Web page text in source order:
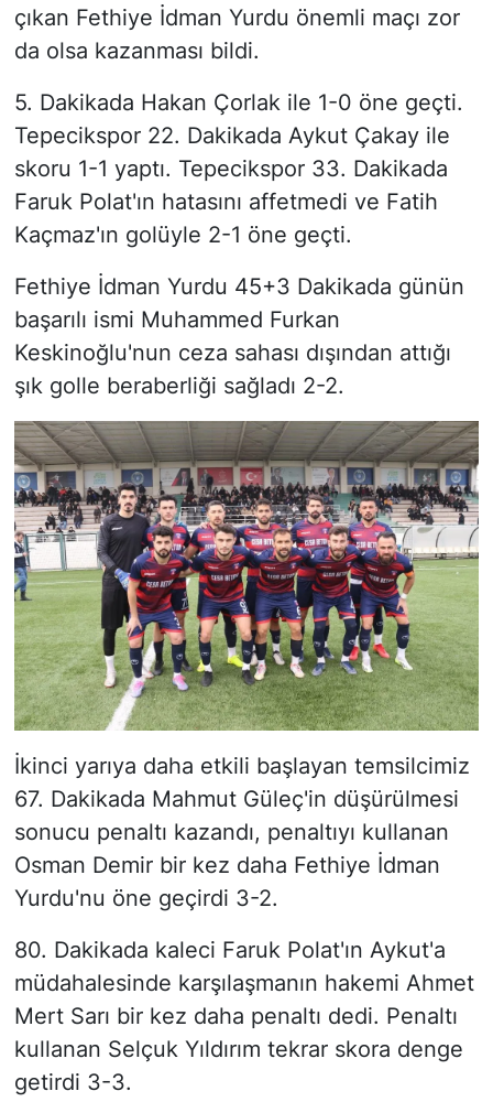
çıkan Fethiye İdman Yurdu önemli maçı zor
da olsa kazanması bildi.
5. Dakikada Hakan Çorlak ile 1-0 öne geçti.
Tepecikspor 22. Dakikada Aykut Çakay ile
skoru 1-1 yaptı. Tepecikspor 33. Dakikada
Faruk Polat'ın hatasını affetmedi ve Fatih
Kaçmaz'ın golüyle 2-1 öne geçti.
Fethiye İdman Yurdu 45+3 Dakikada günün
başarılı ismi Muhammed Furkan
Keskinoğlu'nun ceza sahası dışından attığı
şık golle beraberliği sağladı 2-2.
İkinci yarıya daha etkili başlayan temsilcimiz
67. Dakikada Mahmut Güleç'in düşürülmesi
sonucu penaltı kazandı, penaltıyı kullanan
Osman Demir bir kez daha Fethiye İdman
Yurdu'nu öne geçirdi 3-2.
80. Dakikada kaleci Faruk Polat'ın Aykut'a
müdahalesinde karşılaşmanın hakemi Ahmet
Mert Sarı bir kez daha penaltı dedi. Penaltı
kullanan Selçuk Yıldırım tekrar skora denge
getirdi 3-3.